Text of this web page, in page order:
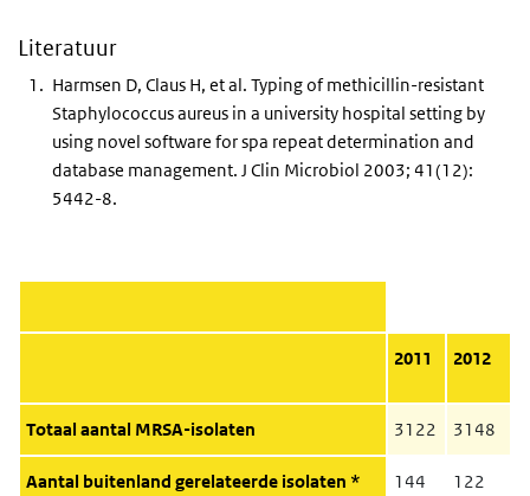
Literatuur
Harmsen D, Claus H, et al. Typing of methicillin-resistant
Staphylococcus aureus in a university hospital setting by
using novel software for spa repeat determination and
database management. J Clin Microbiol 2003; 41(12):
5442-8.
2011 2012
Totaal aantal MRSA-isolaten 3122 3148
Aantal buitenland gerelateerde isolaten * 144 122